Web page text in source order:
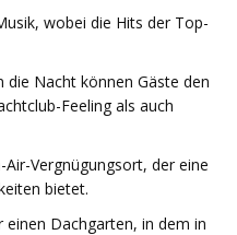
wobei die Hits der Top-
die Nacht können Gäste den
Feeling als auch
Vergnügungsort, der eine
bietet.
Dachgarten, in dem in